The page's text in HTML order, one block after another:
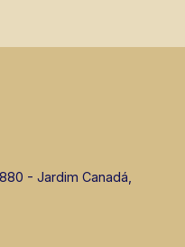
- Jardim Canadá,